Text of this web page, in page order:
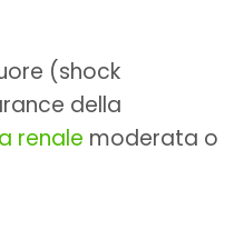
(shock
della
renale moderata o